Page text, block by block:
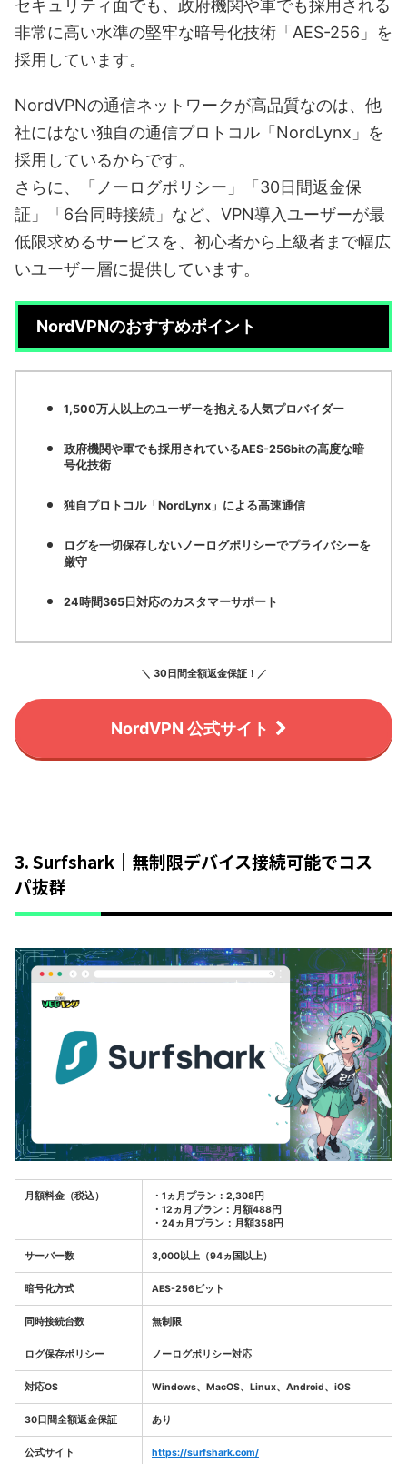
セキュリティ面でも、政府機関や軍でも採用される
非常に高い水準の堅牢な暗号化技術「AES-256」を
採用しています。
NordVPNの通信ネットワークが高品質なのは、他
社にはない独自の通信プロトコル「NordLynx」を
採用しているからです。
さらに、「ノーログポリシー」「30日間返金保
証」「6台同時接続」など、VPN導入ユーザーが最
低限求めるサービスを、初心者から上級者まで幅広
いユーザー層に提供しています。
NordVPNのおすすめポイント
1,500万人以上のユーザーを抱える人気プロバイダー
政府機関や軍でも採用されているAES-256bitの高度な暗
号化技術
独自プロトコル「NordLynx」による高速通信
ログを一切保存しないノーログポリシーでプライバシーを
厳守
24時間365日対応のカスタマーサポート
＼ 30日間全額返金保証！／
NordVPN 公式サイト
3. Surfshark｜無制限デバイス接続可能でコス
パ抜群
月額料金（税込）
・1ヵ月プラン：2,308円
・12ヵ月プラン：月額488円
・24ヵ月プラン：月額358円
サーバー数 3,000以上（94ヵ国以上）
暗号化方式 AES-256ビット
同時接続台数 無制限
ログ保存ポリシー ノーログポリシー対応
対応OS Windows、MacOS、Linux、Android、iOS
30日間全額返金保証 あり
公式サイト https://surfshark.com/